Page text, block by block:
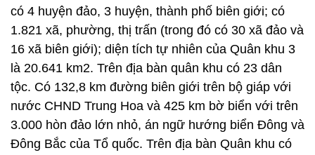
có 4 huyện đảo, 3 huyện, thành phố biên giới; có
1.821 xã, phường, thị trấn (trong đó có 30 xã đảo và
16 xã biên giới); diện tích tự nhiên của Quân khu 3
là 20.641 km2. Trên địa bàn quân khu có 23 dân
tộc. Có 132,8 km đường biên giới trên bộ giáp với
nước CHND Trung Hoa và 425 km bờ biển với trên
3.000 hòn đảo lớn nhỏ, án ngữ hướng biển Đông và
Đông Bắc của Tổ quốc. Trên địa bàn Quân khu có